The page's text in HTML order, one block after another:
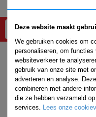
Deze website maakt
We gebruiken cookies om
personaliseren, om
websiteverkeer te
gebruik van onze site met
adverteren en analyse.
combineren met andere
die ze hebben verzameld
services. Lees onze